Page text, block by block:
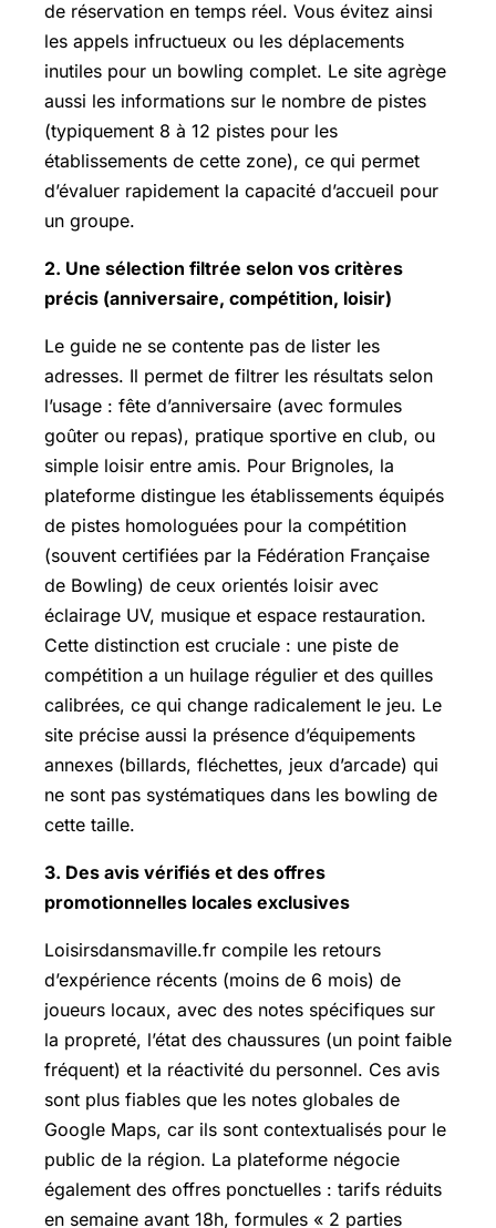
de réservation en temps réel. Vous évitez ainsi
les appels infructueux ou les déplacements
inutiles pour un bowling complet. Le site agrège
aussi les informations sur le nombre de pistes
(typiquement 8 à 12 pistes pour les
établissements de cette zone), ce qui permet
d’évaluer rapidement la capacité d’accueil pour
un groupe.
2. Une sélection filtrée selon vos critères
précis (anniversaire, compétition, loisir)
Le guide ne se contente pas de lister les
adresses. Il permet de filtrer les résultats selon
l’usage : fête d’anniversaire (avec formules
goûter ou repas), pratique sportive en club, ou
simple loisir entre amis. Pour Brignoles, la
plateforme distingue les établissements équipés
de pistes homologuées pour la compétition
(souvent certifiées par la Fédération Française
de Bowling) de ceux orientés loisir avec
éclairage UV, musique et espace restauration.
Cette distinction est cruciale : une piste de
compétition a un huilage régulier et des quilles
calibrées, ce qui change radicalement le jeu. Le
site précise aussi la présence d’équipements
annexes (billards, fléchettes, jeux d’arcade) qui
ne sont pas systématiques dans les bowling de
cette taille.
3. Des avis vérifiés et des offres
promotionnelles locales exclusives
Loisirsdansmaville.fr compile les retours
d’expérience récents (moins de 6 mois) de
joueurs locaux, avec des notes spécifiques sur
la propreté, l’état des chaussures (un point faible
fréquent) et la réactivité du personnel. Ces avis
sont plus fiables que les notes globales de
Google Maps, car ils sont contextualisés pour le
public de la région. La plateforme négocie
également des offres ponctuelles : tarifs réduits
en semaine avant 18h, formules « 2 parties